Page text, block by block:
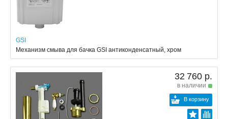
GSI
Механизм смыва для бачка GSI антиконденсатный, хром
32 760 р.
в наличии
В корзину